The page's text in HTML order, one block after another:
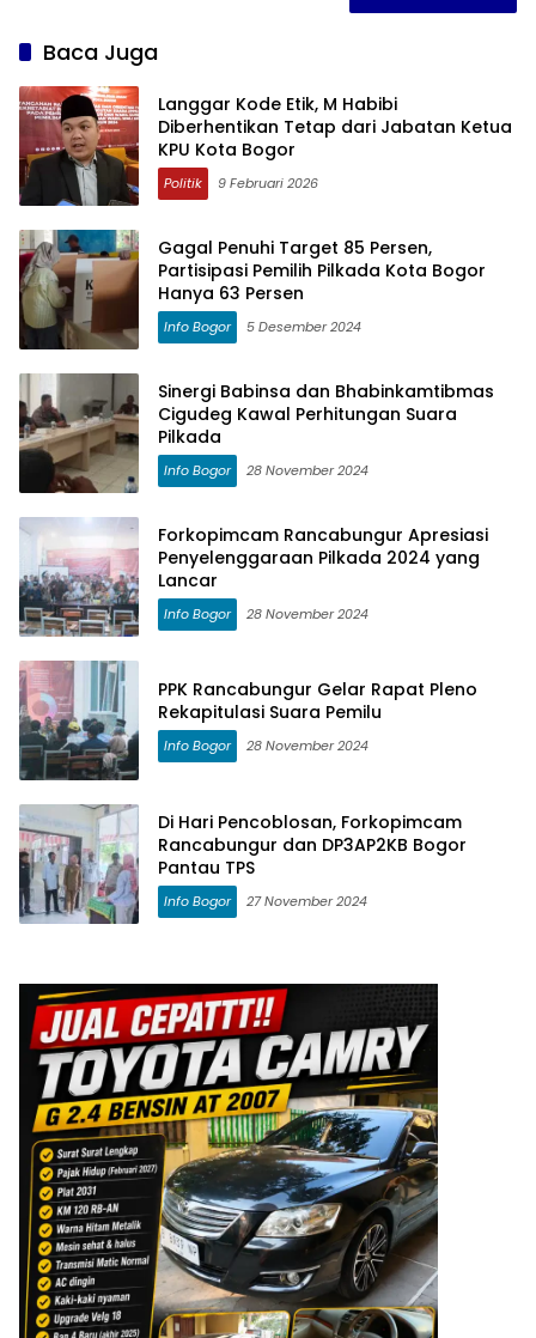
Baca Juga
Langgar Kode Etik, M Habibi
Diberhentikan Tetap dari Jabatan Ketua
KPU Kota Bogor
Politik 9 Februari 2026
Gagal Penuhi Target 85 Persen,
Partisipasi Pemilih Pilkada Kota Bogor
Hanya 63 Persen
Info Bogor 5 Desember 2024
Sinergi Babinsa dan Bhabinkamtibmas
Cigudeg Kawal Perhitungan Suara
Pilkada
Info Bogor 28 November 2024
Forkopimcam Rancabungur Apresiasi
Penyelenggaraan Pilkada 2024 yang
Lancar
Info Bogor 28 November 2024
PPK Rancabungur Gelar Rapat Pleno
Rekapitulasi Suara Pemilu
Info Bogor 28 November 2024
Di Hari Pencoblosan, Forkopimcam
Rancabungur dan DP3AP2KB Bogor
Pantau TPS
Info Bogor 27 November 2024